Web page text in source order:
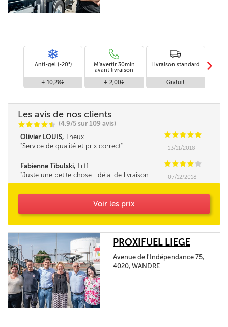
Anti-gel (-20°)
+ 10,28€
M'avertir 30min
avant livraison
+ 2,00€
Livraison standard
Gratuit
m
Les avis de nos clients
CCCCi
@ (4.9/5 sur 109 avis)
Olivier LOUIS, Theux CCCCC
Service de qualité et prix correct
13/11/2018
Fabienne Tibulski, Tilff CCCC C
Juste une petite chose : délai de livraison
prévu le 4/12 au plus tard et finalement livré le
07/12/2018
Voir les prix
PROXIFUEL LIEGE
Avenue de l'Indépendance 75,
4020, WANDRE